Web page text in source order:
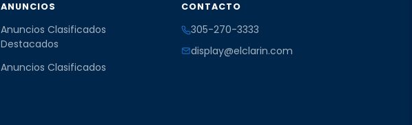
ANUNCIOS
Anuncios Clasificados
Destacados
Anuncios Clasificados
CONTACTO
305-270-3333
display@elclarin.com